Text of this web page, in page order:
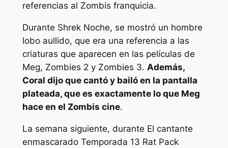
referencias al Zombis franquicia.
Durante Shrek Noche, se mostró un hombre
lobo aullido, que era una referencia a las
criaturas que aparecen en las películas de
Meg, Zombies 2 y Zombies 3. Además,
Coral dijo que cantó y bailó en la pantalla
plateada, que es exactamente lo que Meg
hace en el Zombis cine.
La semana siguiente, durante El cantante
enmascarado Temporada 13 Rat Pack